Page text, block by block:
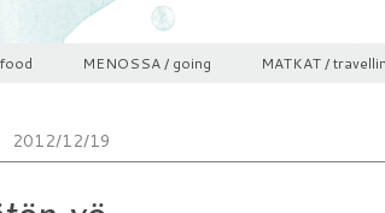
MENOSSA / going MATKAT /
2012/12/19